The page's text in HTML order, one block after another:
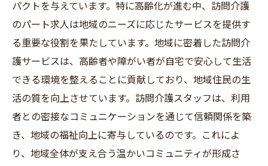
パクトを与えています。特に高齢化が進む中、訪問介護
のパート求人は地域のニーズに応じたサービスを提供す
る重要な役割を果たしています。地域に密着した訪問介
護サービスは、高齢者や障がい者が自宅で安心して生活
できる環境を整えることに貢献しており、地域住民の生
活の質を向上させています。訪問介護スタッフは、利用
者との密接なコミュニケーションを通じて信頼関係を築
き、地域の福祉向上に寄与しているのです。これによ
り、地域全体が支え合う温かいコミュニティが形成さ